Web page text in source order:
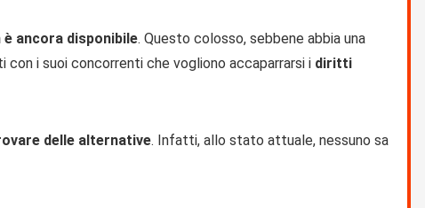
ancora disponibile. Questo colosso, sebbene abbia una
i suoi concorrenti che vogliono accaparrarsi i diritti
delle alternative. Infatti, allo stato attuale, nessuno sa